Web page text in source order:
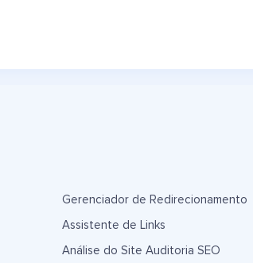
Gerenciador de Redirecionamento
Assistente de Links
Análise do Site Auditoria SEO